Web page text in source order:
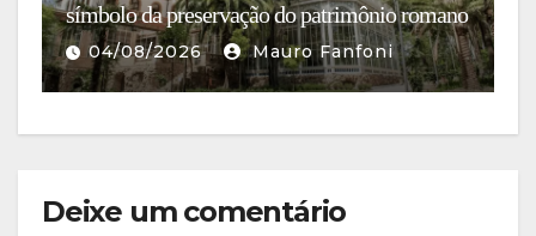
símbolo da preservação do patrimônio romano
04/08/2026 Mauro Fanfoni
Deixe um comentário